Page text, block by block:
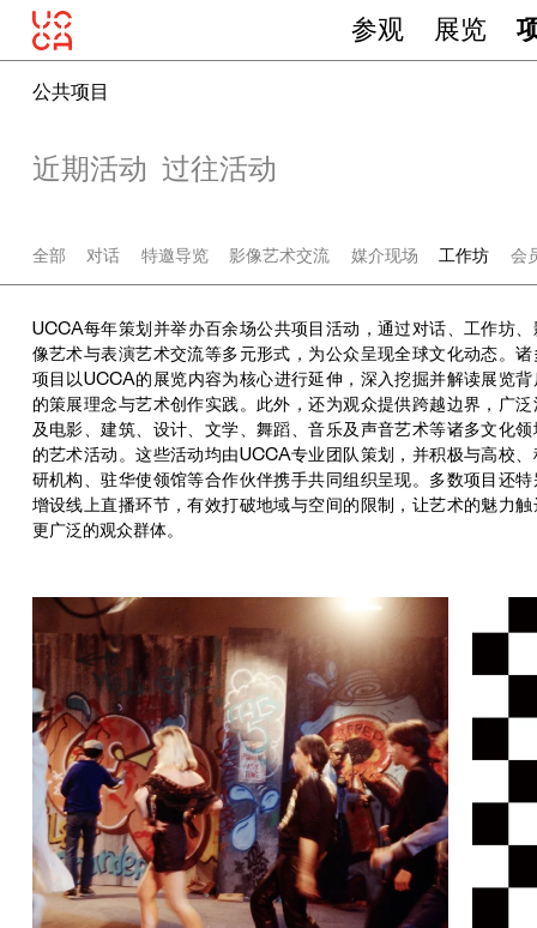
参观 展览
公共项目
近期活动 过往活动
全部 对话 特邀导览 影像艺术交流 媒介现场 工作坊 会
UCCA每年策划并举办百余场公共项目活动，通过对话、工作坊、
像艺术与表演艺术交流等多元形式，为公众呈现全球文化动态。诸
项目以UCCA的展览内容为核心进行延伸，深入挖掘并解读展览背
的策展理念与艺术创作实践。此外，还为观众提供跨越边界，广泛
及电影、建筑、设计、文学、舞蹈、音乐及声音艺术等诸多文化领
的艺术活动。这些活动均由UCCA专业团队策划，并积极与高校、
研机构、驻华使领馆等合作伙伴携手共同组织呈现。多数项目还特
增设线上直播环节，有效打破地域与空间的限制，让艺术的魅力触
更广泛的观众群体。